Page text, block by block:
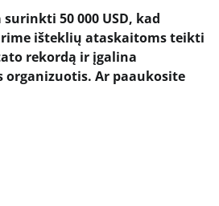
50 000 USD, kad
išteklių ataskaitoms teikti
rekordą ir įgalina
organizuotis. Ar paaukosite